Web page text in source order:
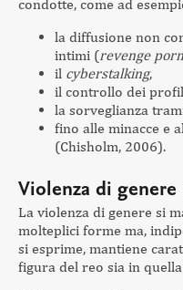
condotte, come ad
la diffusione non
intimi (revenge porn
il cyberstalking,
il controllo dei
la sorveglianza
fino alle minacce e
(Chisholm, 2006).
Violenza di genere
La violenza di genere si
molteplici forme ma,
si esprime, mantiene
figura del reo sia in